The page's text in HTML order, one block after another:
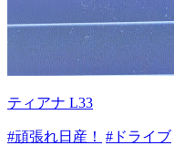
ティアナ L33
#頑張れ日産！ #ドライブ